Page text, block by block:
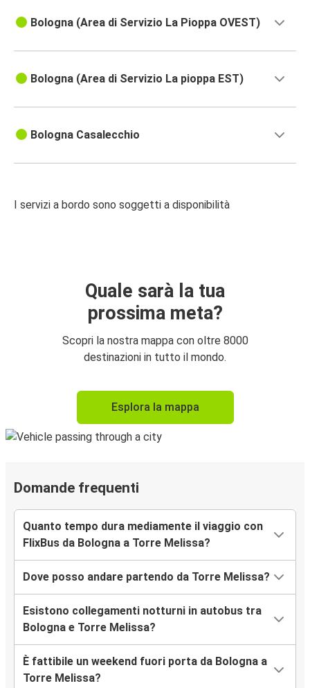
Bologna (Area di Servizio La Pioppa OVEST)
Bologna (Area di Servizio La pioppa EST)
Bologna Casalecchio
I servizi a bordo sono soggetti a disponibilità
Quale sarà la tua
prossima meta?
Scopri la nostra mappa con oltre 8000
destinazioni in tutto il mondo.
Esplora la mappa
Domande frequenti
Quanto tempo dura mediamente il viaggio con
FlixBus da Bologna a Torre Melissa?
Dove posso andare partendo da Torre Melissa?
Esistono collegamenti notturni in autobus tra
Bologna e Torre Melissa?
È fattibile un weekend fuori porta da Bologna a
Torre Melissa?